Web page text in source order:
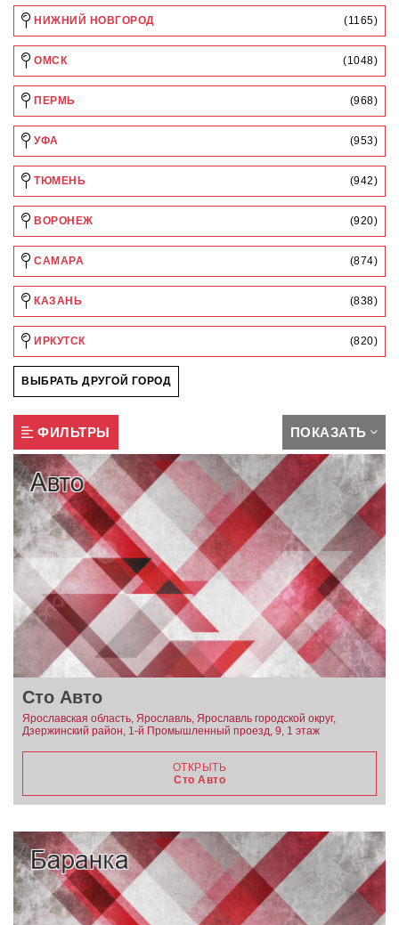
НИЖНИЙ НОВГОРОД (1165)
ОМСК (1048)
ПЕРМЬ (968)
УФА (953)
ТЮМЕНЬ (942)
ВОРОНЕЖ (920)
САМАРА (874)
КАЗАНЬ (838)
ИРКУТСК (820)
ВЫБРАТЬ ДРУГОЙ ГОРОД
ФИЛЬТРЫ ПОКАЗАТЬ
Сто Авто
Ярославская область, Ярославль, Ярославль городской округ,
Дзержинский район, 1-й Промышленный проезд, 9, 1 этаж
ОТКРЫТЬ
Сто Авто